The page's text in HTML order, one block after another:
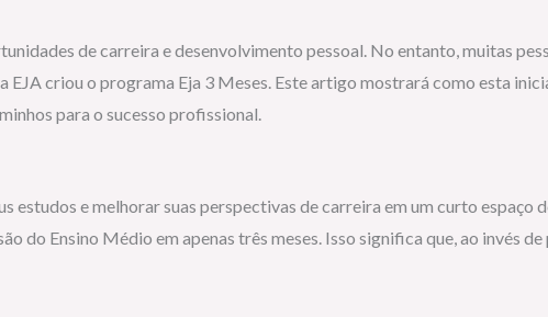
de carreira e desenvolvimento pessoal. No entanto, muitas
criou o programa Eja 3 Meses. Este artigo mostrará como esta
para o sucesso profissional.
e melhorar suas perspectivas de carreira em um curto espaço
Ensino Médio em apenas três meses. Isso significa que, ao invés de